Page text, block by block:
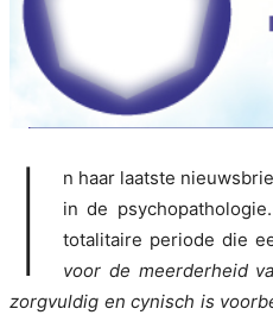
I n haar laatste
in de
totalitaire periode die
voor de meerderheid
zorgvuldig en cynisch is